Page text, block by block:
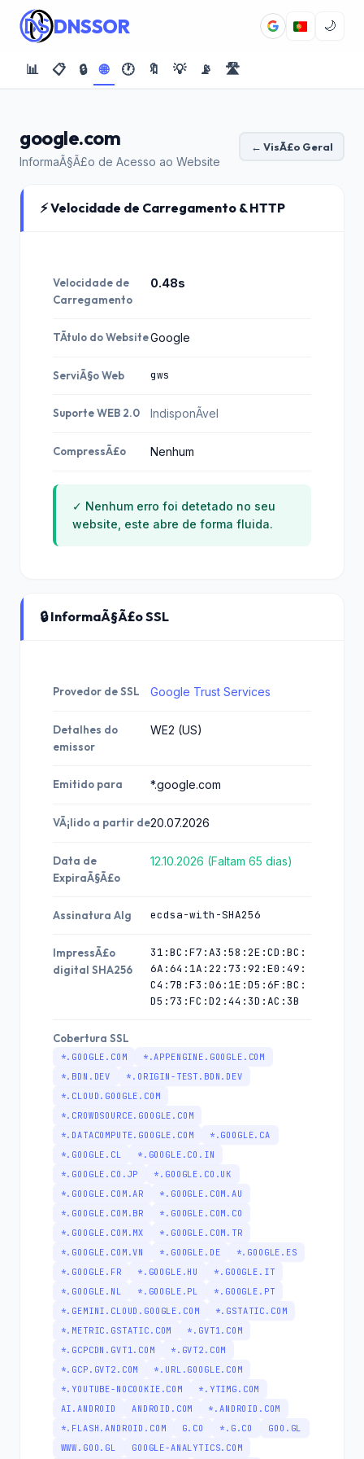
DNSSOR 🌙
📊 📋 🔒 🌐 🕐 🔖 💡 📡 🛣️
google.com
InformaÃ§Ã£o de Acesso ao Website
← VisÃ£o Geral
⚡ Velocidade de Carregamento & HTTP
Velocidade de
Carregamento
0.48s
TÃ­tulo do WebsiteGoogle
ServiÃ§o Web gws
Suporte WEB 2.0 IndisponÃ­vel
CompressÃ£o Nenhum
✓ Nenhum erro foi detetado no seu
website, este abre de forma fluida.
🔒 InformaÃ§Ã£o SSL
Provedor de SSL Google Trust Services
Detalhes do
emissor
WE2 (US)
Emitido para *.google.com
VÃ¡lido a partir de20.07.2026
Data de
ExpiraÃ§Ã£o
12.10.2026 (Faltam 65 dias)
Assinatura Alg ecdsa-with-SHA256
ImpressÃ£o
digital SHA256
31:BC:F7:A3:58:2E:CD:BC:
6A:64:1A:22:73:92:E0:49:
C4:7B:F3:06:1E:D5:6F:BC:
D5:73:FC:D2:44:3D:AC:3B
Cobertura SSL
*.GOOGLE.COM
*.APPENGINE.GOOGLE.COM
*.BDN.DEV
*.ORIGIN-TEST.BDN.DEV
*.CLOUD.GOOGLE.COM
*.CROWDSOURCE.GOOGLE.COM
*.DATACOMPUTE.GOOGLE.COM
*.GOOGLE.CA
*.GOOGLE.CL
*.GOOGLE.CO.IN
*.GOOGLE.CO.JP
*.GOOGLE.CO.UK
*.GOOGLE.COM.AR
*.GOOGLE.COM.AU
*.GOOGLE.COM.BR
*.GOOGLE.COM.CO
*.GOOGLE.COM.MX
*.GOOGLE.COM.TR
*.GOOGLE.COM.VN
*.GOOGLE.DE
*.GOOGLE.ES
*.GOOGLE.FR
*.GOOGLE.HU
*.GOOGLE.IT
*.GOOGLE.NL
*.GOOGLE.PL
*.GOOGLE.PT
*.GEMINI.CLOUD.GOOGLE.COM
*.GSTATIC.COM
*.METRIC.GSTATIC.COM
*.GVT1.COM
*.GCPCDN.GVT1.COM
*.GVT2.COM
*.GCP.GVT2.COM
*.URL.GOOGLE.COM
*.YOUTUBE-NOCOOKIE.COM
*.YTIMG.COM
AI.ANDROID
ANDROID.COM
*.ANDROID.COM
*.FLASH.ANDROID.COM
G.CO *.G.CO
GOO.GL
WWW.GOO.GL
GOOGLE-ANALYTICS.COM